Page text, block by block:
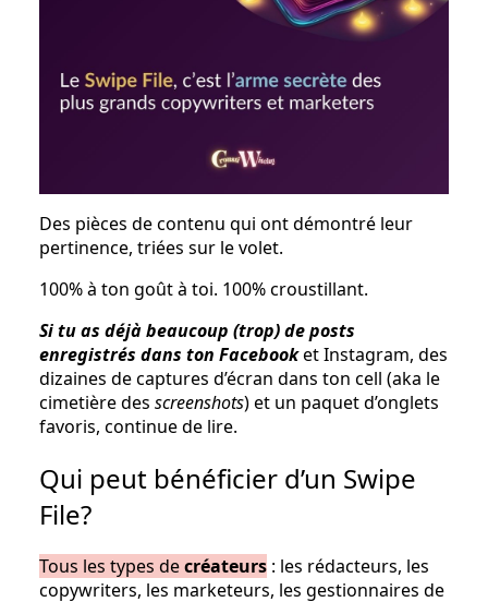
Des pièces de contenu qui ont démontré leur
pertinence, triées sur le volet.
100% à ton goût à toi. 100% croustillant.
Si tu as déjà beaucoup (trop) de posts
enregistrés dans ton Facebooket Instagram, des
dizaines de captures d’écran dans ton cell (aka le
cimetière des screenshots) et un paquet d’onglets
favoris, continue de lire.
Qui peut bénéficier d’un Swipe
File?
Tous les types decréateurs : les rédacteurs, les
copywriters, les marketeurs, les gestionnaires de